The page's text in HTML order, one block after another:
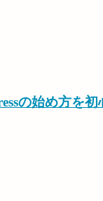
の始め方を